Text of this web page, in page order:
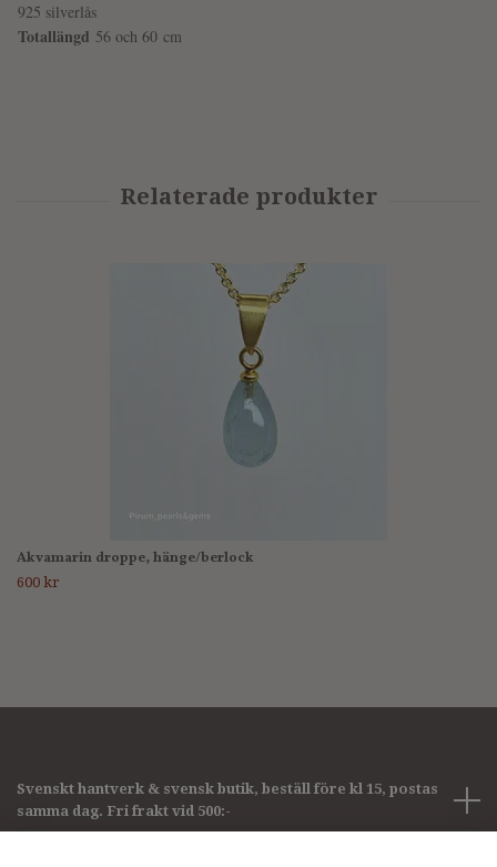
925 silverlås
Totallängd 56 och 60 cm
Akvamarin droppe, hänge/berlock
600 kr
Svenskt hantverk & svensk butik, beställ före kl 15, postas
samma dag. Fri frakt vid 500:-